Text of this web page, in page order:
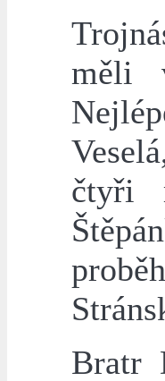
měli
čtyři
Bratr